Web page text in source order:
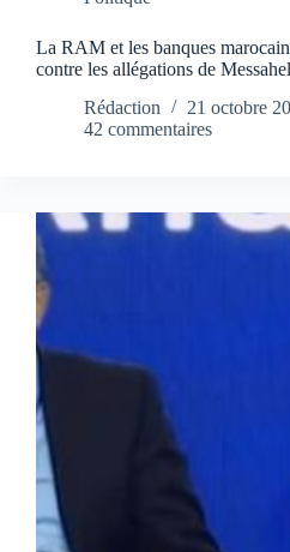
La RAM et les banques
contre les allégations de Messahel
Rédaction
21 octobre
42 commentaires